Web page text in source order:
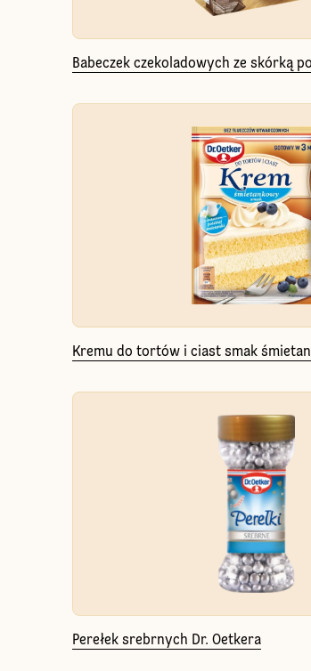
Babeczek czekoladowych ze skórką
Kremu do tortów i ciast smak
Perełek srebrnych Dr. Oetkera